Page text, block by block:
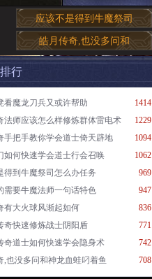
应该不是得到牛魔祭司
皓月传奇,也没多问和
行
1414
看魔龙刀兵又或许帮助
1229
法师应该怎么样修炼群体雷电术
1094
手把手教你学会道士倚天辟地
1062
如何快速学会道士行会召唤
969
得到牛魔祭司怎么办任务
947
需要牛魔法师一句话特色
836
有大火球风渐起如何
771
奇快速修炼战士阴阳盾
742
奇道士如何快速学会隐身术
708
,也没多问和神龙血蛙叼着鱼